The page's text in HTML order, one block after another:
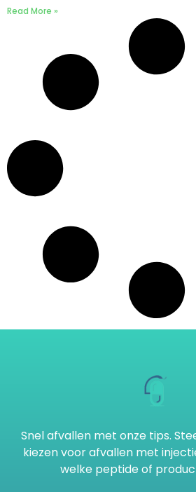
Read More »
Snel afvallen met onze tips.
kiezen voor afvallen met
welke peptide of